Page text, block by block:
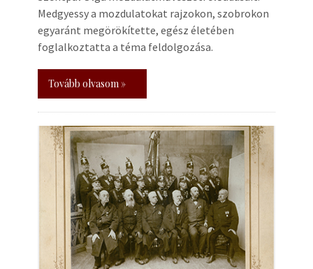
Medgyessy a mozdulatokat rajzokon, szobrokon
egyaránt megörökítette, egész életében
foglalkoztatta a téma feldolgozása.
Tovább olvasom »